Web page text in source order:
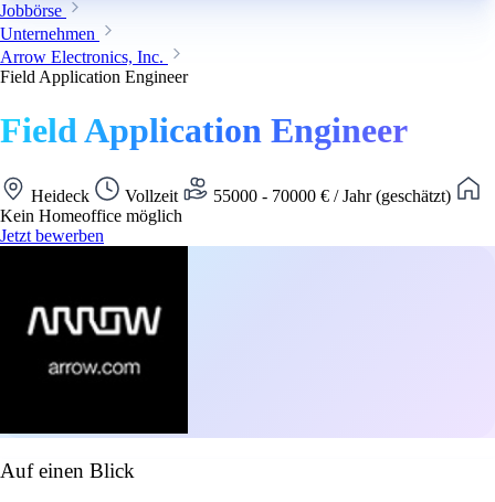
Jobbörse
Unternehmen
Arrow Electronics, Inc.
Field Application Engineer
Field Application Engineer
Heideck Vollzeit
55000 - 70000 € / Jahr (geschätzt)
Kein Homeoffice möglich
Jetzt bewerben
Auf einen Blick